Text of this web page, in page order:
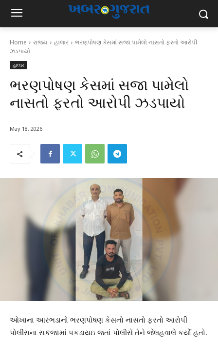
Home રાજ્ય હાલાર
ભરણપોષણ કેસમાં સજા પામેલો નાસતો ફરતો આરોપી
ઝડપાયો
હાલાર
ભરણપોષણ કેસમાં સજા પામેલો
નાસતો ફરતો આરોપી ઝડપાયો
May 18, 2026
ઓખાના આરંભડાનો ભરણપોષણ કેસનો નાસતો ફરતો આરોપી
પોલીસના સકંજામાં પકડાયઇ જતાં પોલીસે તેને જેલહવાલે કર્યો હતો.